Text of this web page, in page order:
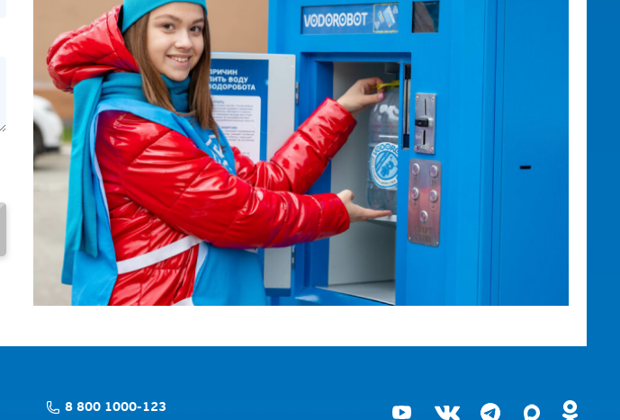
8 800 1000-123